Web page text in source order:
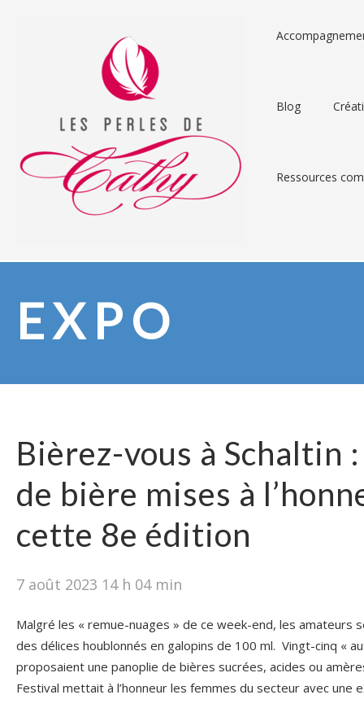
Blog
Ressources
EXPO
Bièrez-vous à Schaltin
de bière mises à
cette 8e édition
7 août 2023 14 h 04 min
Malgré les « remue-nuages » de ce week-end, les amateurs
des délices houblonnés en galopins de 100 ml. Vingt-cinq «
proposaient une panoplie de bières sucrées, acides ou
Festival mettait à l’honneur les femmes du secteur avec une